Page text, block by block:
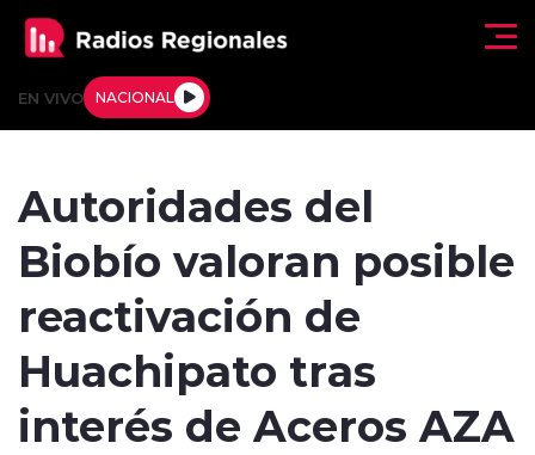
EN VIVO NACIONAL
Tendencias
Deportes
Internacional
Autoridades del
Biobío valoran posible
reactivación de
Huachipato tras
interés de Aceros AZA